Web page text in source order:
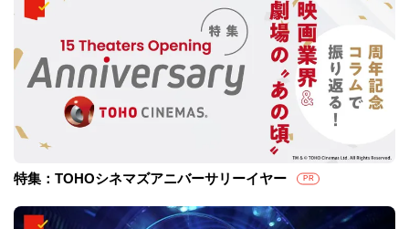
特集：TOHOシネマズアニバーサリーイヤー PR